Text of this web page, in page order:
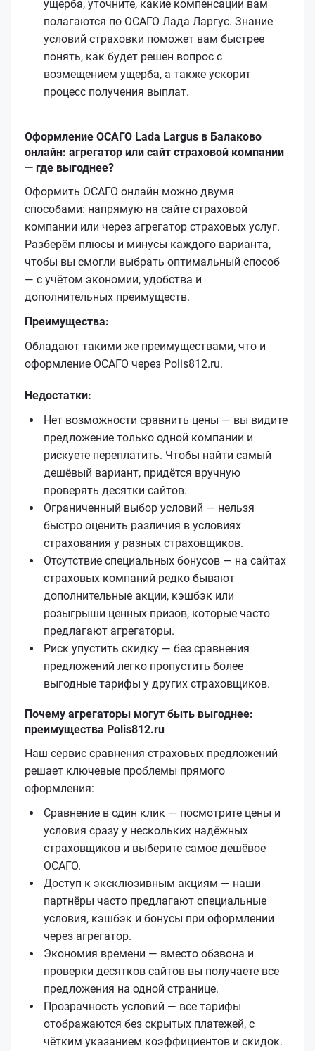
ущерба, уточните, какие компенсации вам
полагаются по ОСАГО Лада Ларгус. Знание
условий страховки поможет вам быстрее
понять, как будет решен вопрос с
возмещением ущерба, а также ускорит
процесс получения выплат.
Оформление ОСАГО Lada Largus в Балаково
онлайн: агрегатор или сайт страховой компании
— где выгоднее?
Оформить ОСАГО онлайн можно двумя
способами: напрямую на сайте страховой
компании или через агрегатор страховых услуг.
Разберём плюсы и минусы каждого варианта,
чтобы вы смогли выбрать оптимальный способ
— с учётом экономии, удобства и
дополнительных преимуществ.
Преимущества:
Обладают такими же преимуществами, что и
оформление ОСАГО через Polis812.ru.
Недостатки:
Нет возможности сравнить цены — вы видите
предложение только одной компании и
рискуете переплатить. Чтобы найти самый
дешёвый вариант, придётся вручную
проверять десятки сайтов.
Ограниченный выбор условий — нельзя
быстро оценить различия в условиях
страхования у разных страховщиков.
Отсутствие специальных бонусов — на сайтах
страховых компаний редко бывают
дополнительные акции, кэшбэк или
розыгрыши ценных призов, которые часто
предлагают агрегаторы.
Риск упустить скидку — без сравнения
предложений легко пропустить более
выгодные тарифы у других страховщиков.
Почему агрегаторы могут быть выгоднее:
преимущества Polis812.ru
Наш сервис сравнения страховых предложений
решает ключевые проблемы прямого
оформления:
Сравнение в один клик — посмотрите цены и
условия сразу у нескольких надёжных
страховщиков и выберите самое дешёвое
ОСАГО.
Доступ к эксклюзивным акциям — наши
партнёры часто предлагают специальные
условия, кэшбэк и бонусы при оформлении
через агрегатор.
Экономия времени — вместо обзвона и
проверки десятков сайтов вы получаете все
предложения на одной странице.
Прозрачность условий — все тарифы
отображаются без скрытых платежей, с
чётким указанием коэффициентов и скидок.